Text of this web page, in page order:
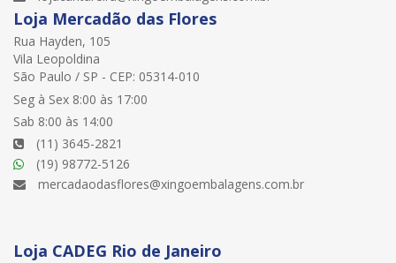
Loja Mercadão das Flores
Rua Hayden, 105
Vila Leopoldina
São Paulo / SP - CEP: 05314-010
Seg à Sex 8:00 às 17:00
Sab 8:00 às 14:00
(11) 3645-2821
(19) 98772-5126
mercadaodasflores@xingoembalagens.com.br
Loja CADEG Rio de Janeiro